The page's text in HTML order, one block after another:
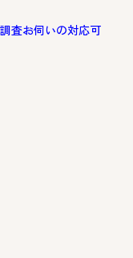
査お伺いの対応可